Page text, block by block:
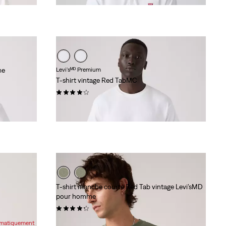
Levi'sᴹᴰ Premium
T-shirt vintage Red TabMC
T-shirt manche courte Red Tab vintage Levi’sMD
pour homme
(164)